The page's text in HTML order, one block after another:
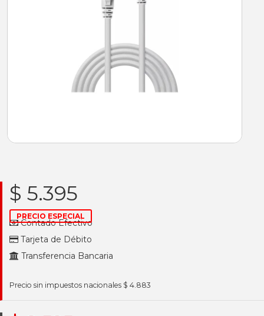
$ 5.395
PRECIO ESPECIAL
Contado Efectivo
Tarjeta de Débito
Transferencia Bancaria
Precio sin impuestos nacionales $ 4.883